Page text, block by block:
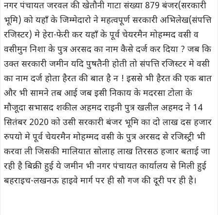
नगर पंचायत जरवल की खेतौनी गाटा संख्या 879 बंजर(सरकारी
भूमि) को यहाँ के जिम्मेदारो ने महत्वपूर्ण सरकारी अभिलेख(संपत्ति
रजिस्टर) मे हेरा-फेरी कर यहाँ के पूर्व चेयरमैन मोहम्मद वसी व
वसीमुन निशा के पुत्र अरसद का नाम कैसे दर्ज कर दिया ? जब कि
उक्त सरकारी जमीन यदि पुषतैनी होती तो संपत्ति रजिस्टर मे वसी
का नाम दर्ज होता हैरत की बात है न ! इससे भी हैरत की एक बात
और भी सामने तब आई जब इसी निकाय के मदरसा टोला के
मौजूदा सभासद शकील अहमद राइनी पुत्र खलील अहमद ने 14
सितंबर 2020 को उसी सरकारी बंजर भूमि का दो लाख दस हजार
रुपयो मे पूर्व चेयरमैन मोहम्मद वसी के पुत्र अरसद से रजिस्ट्री भी
करवा ली जिसकी मालियात सोलाह लाख तिरसठ हजार बताई जा
रही है बिक्री हुई ये जमीन भी नगर पंचायत कार्यालय से मिली हुई
बहराइच-लखनऊ हाइवे मार्ग पर ही सौ गज की दूरी पर ही है।